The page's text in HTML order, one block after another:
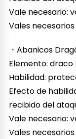
Vale necesario:
Vales
・Abanicos
Elemento: draco
Habilidad:
Efecto de
recibido del
Vale necesario:
Vales